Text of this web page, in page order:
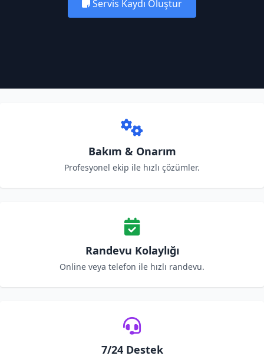
Servis Kaydı Oluştur
Bakım & Onarım
Profesyonel ekip ile hızlı çözümler.
Randevu Kolaylığı
Online veya telefon ile hızlı randevu.
7/24 Destek